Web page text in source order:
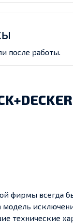
после работы.
фирмы всегда
модель
технические